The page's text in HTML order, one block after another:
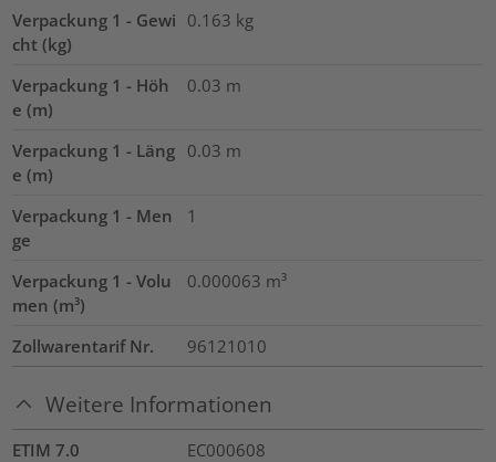
Verpackung 1 - Gewi
cht (kg)
0.163 kg
Verpackung 1 - Höh
e (m)
0.03 m
Verpackung 1 - Läng
e (m)
0.03 m
Verpackung 1 - Men
ge
1
Verpackung 1 - Volu
men (m³)
0.000063 m³
Zollwarentarif Nr. 96121010
Weitere Informationen
ETIM 7.0
EC000608